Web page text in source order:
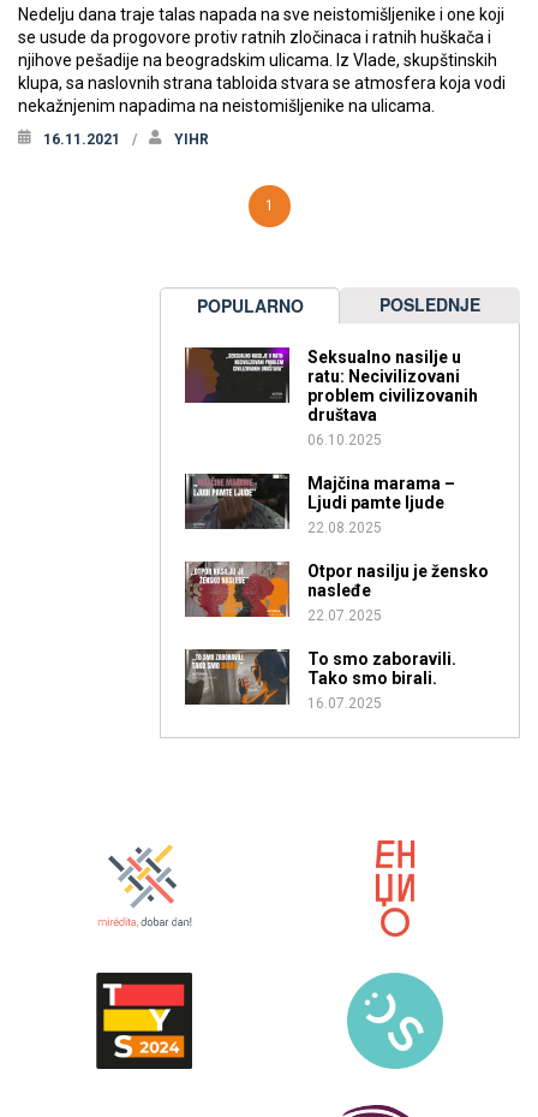
Nedelju dana traje talas napada na sve neistomišljenike i one koji
se usude da progovore protiv ratnih zločinaca i ratnih huškača i
njihove pešadije na beogradskim ulicama. Iz Vlade, skupštinskih
klupa, sa naslovnih strana tabloida stvara se atmosfera koja vodi
nekažnjenim napadima na neistomišljenike na ulicama.
16.11.2021 YIHR
1
POPULARNO POSLEDNJE
Seksualno nasilje u
ratu: Necivilizovani
problem civilizovanih
društava
06.10.2025
Majčina marama –
Ljudi pamte ljude
22.08.2025
Otpor nasilju je žensko
nasleđe
22.07.2025
To smo zaboravili.
Tako smo birali.
16.07.2025